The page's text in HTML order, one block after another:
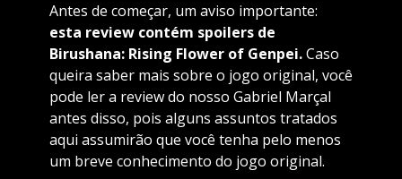
Antes de começar, um aviso importante:
esta review contém spoilers de
Birushana: Rising Flower of Genpei.Caso
queira saber mais sobre o jogo original, você
pode ler a review do nosso Gabriel Marçal
antes disso, pois alguns assuntos tratados
aqui assumirão que você tenha pelo menos
um breve conhecimento do jogo original.